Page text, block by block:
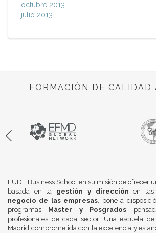
octubre 2013
julio 2013
FORMACIÓN DE CALIDAD
EUDE Business School en su misión de ofrecer
basada en la gestión y dirección en las
negocio de las empresas, pone a
programas Máster y Posgrados
profesionales de cada sector. Una escuela
Madrid comprometida con la excelencia y